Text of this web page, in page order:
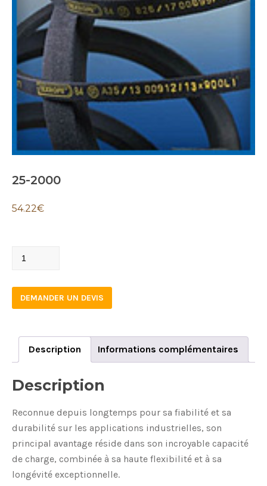
25-2000
54.22€
25-
quantity
DEMANDER UN DEVIS
Description Informations complémentaires
Description
Reconnue depuis longtemps pour sa fiabilité et sa
durabilité sur les applications industrielles, son
principal avantage réside dans son incroyable capacité
de charge, combinée à sa haute flexibilité et à sa
longévité exceptionnelle.